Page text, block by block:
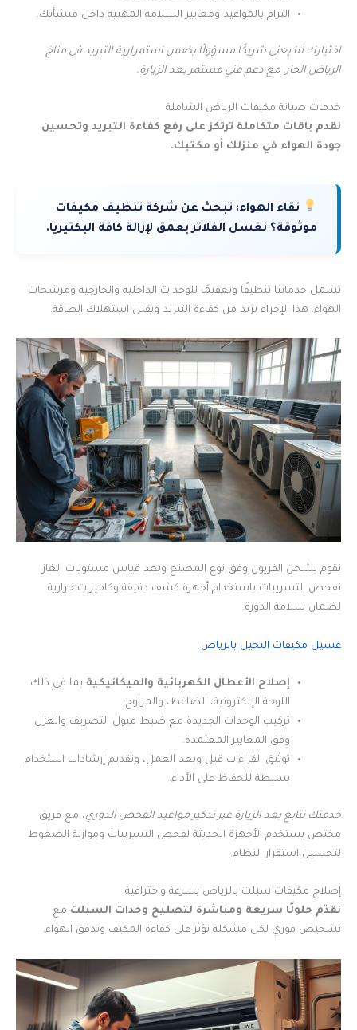
التزام بالمواعيد ومعايير السلامة المهنية داخل منشأتك.
اختيارك لنا يعني شريكًا مسؤولًا يضمن استمرارية التبريد في مناخ
الرياض الحار، مع دعم فني مستمر بعد الزيارة.
خدمات صيانة مكيفات الرياض الشاملة
نقدم باقات متكاملة ترتكز على رفع كفاءة التبريد وتحسين
جودة الهواء في منزلك أو مكتبك.
نقاء الهواء: تبحث عن شركة تنظيف مكيفات
موثوقة؟ نغسل الفلاتر بعمق لإزالة كافة البكتيريا.
تشمل خدماتنا تنظيفًا وتعقيمًا للوحدات الداخلية والخارجية ومرشحات
الهواء. هذا الإجراء يزيد من كفاءة التبريد ويقلل استهلاك الطاقة.
نقوم بشحن الفريون وفق نوع المصنع وبعد قياس مستويات الغاز.
نفحص التسريبات باستخدام أجهزة كشف دقيقة وكاميرات حرارية
لضمان سلامة الدورة.
غسيل مكيفات النخيل بالرياض
إصلاح الأعطال الكهربائية والميكانيكية بما في ذلك
اللوحة الإلكترونية، الضاغط، والمراوح.
تركيب الوحدات الجديدة مع ضبط ميول التصريف والعزل
وفق المعايير المعتمدة.
توثيق القراءات قبل وبعد العمل، وتقديم إرشادات استخدام
بسيطة للحفاظ على الأداء.
خدمتك تتابع بعد الزيارة عبر تذكير مواعيد الفحص الدوري، مع فريق
مختص يستخدم الأجهزة الحديثة لفحص التسريبات وموازنة الضغوط
لتحسين استقرار النظام.
إصلاح مكيفات سبلت بالرياض بسرعة واحترافية
نقدّم حلولًا سريعة ومباشرة لتصليح وحدات السبلت مع
تشخيص فوري لكل مشكلة تؤثر على كفاءة المكيف وتدفق الهواء.